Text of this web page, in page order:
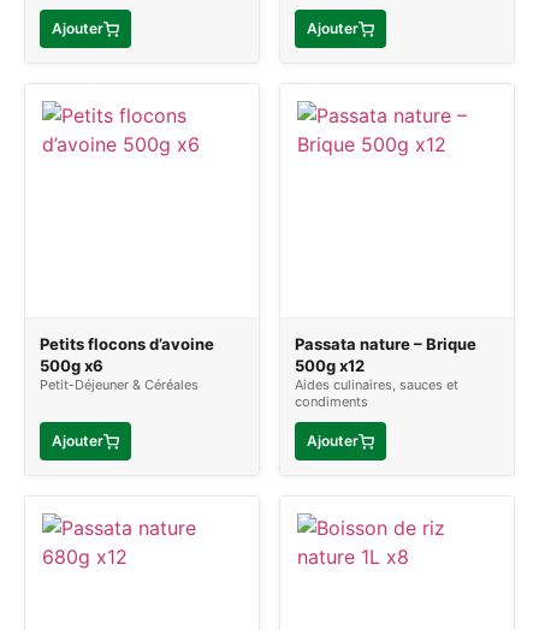
Ajouter Ajouter
Petits flocons d’avoine
500g x6
Petit-Déjeuner & Céréales
Ajouter
Passata nature – Brique
500g x12
Aides culinaires, sauces et
condiments
Ajouter